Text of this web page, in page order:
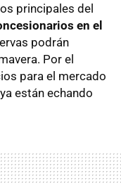
principales del
en el
podrán
Por el
para el mercado
están echando